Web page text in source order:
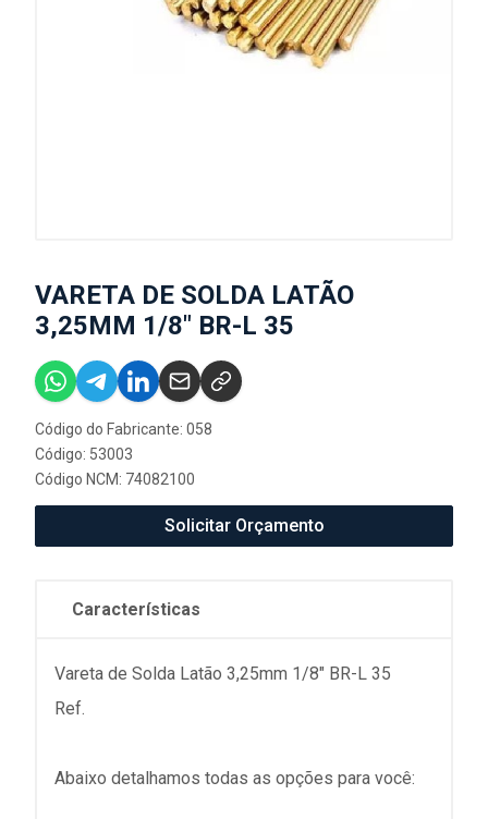
VARETA DE SOLDA LATÃO
3,25MM 1/8" BR-L 35
Código do Fabricante: 058
Código: 53003
Código NCM: 74082100
Solicitar Orçamento
Características
Vareta de Solda Latão 3,25mm 1/8" BR-L 35
Ref.
Abaixo detalhamos todas as opções para você: